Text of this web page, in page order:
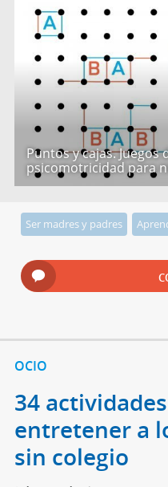
Puntos y cajas. Juegos
psicomotricidad para
Ser madres y padres
OCIO
34
entretener a
sin colegio